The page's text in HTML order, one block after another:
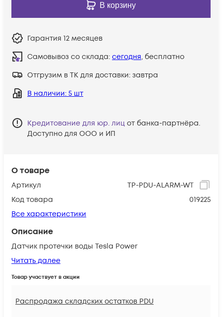
О товаре
Артикул
TP-PDU-ALARM-WT
Код товара
019225
Все характеристики
Описание
Датчик протечки воды Tesla Power
Читать далее
Товар участвует в акции
Распродажа складских остатков PDU
В корзину
Гарантия 12 месяцев
Самовывоз со склада: сегодня, бесплатно
Отгрузим в ТК для доставки: завтра
В наличии: 5 шт
Кредитование для юр. лиц от банка-партнёра.
Доступно для ООО и ИП